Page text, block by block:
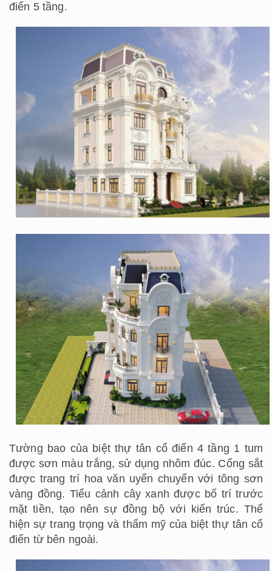
điển 5 tầng.
Tường bao của biệt thự tân cổ điển 4 tầng 1 tum
được sơn màu trắng, sử dụng nhôm đúc. Cổng sắt
được trang trí hoa văn uyển chuyển với tông sơn
vàng đồng. Tiểu cảnh cây xanh được bố trí trước
mặt tiền, tạo nên sự đồng bộ với kiến trúc. Thể
hiện sự trang trọng và thẩm mỹ của biệt thự tân cổ
điển từ bên ngoài.